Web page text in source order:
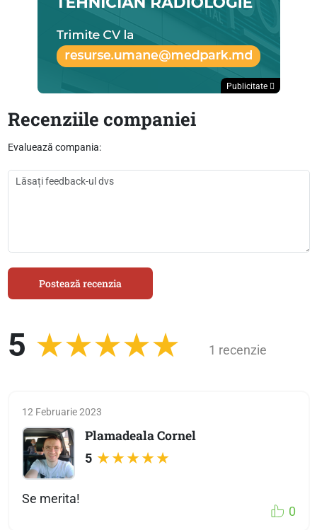
Publicitate
Recenziile companiei
Evaluează compania:
Postează recenzia
5 1 recenzie
Plamadeala Cornel
5
12 Februarie 2023
Se merita!
0